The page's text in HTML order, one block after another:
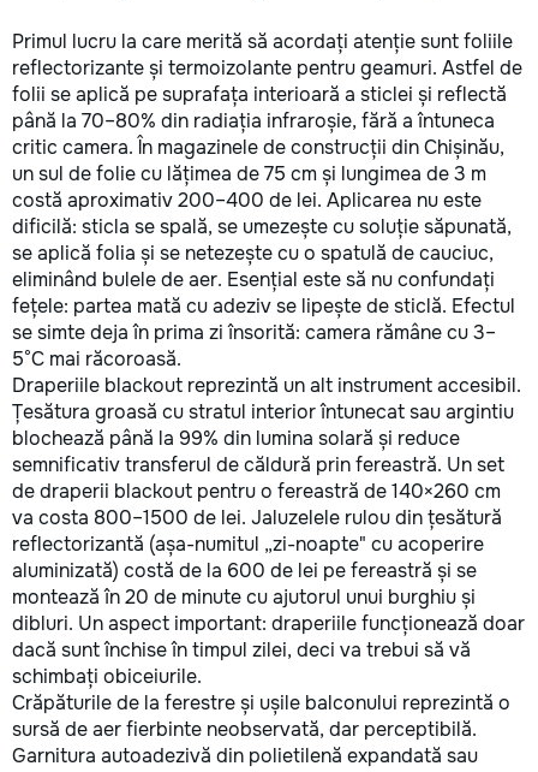
Primul lucru la care merită să acordați atenție sunt foliile
reflectorizante și termoizolante pentru geamuri. Astfel de
folii se aplică pe suprafața interioară a sticlei și reflectă
până la 70–80% din radiația infraroșie, fără a întuneca
critic camera. În magazinele de construcții din Chișinău,
un sul de folie cu lățimea de 75 cm și lungimea de 3 m
costă aproximativ 200–400 de lei. Aplicarea nu este
dificilă: sticla se spală, se umezește cu soluție săpunată,
se aplică folia și se netezește cu o spatulă de cauciuc,
eliminând bulele de aer. Esențial este să nu confundați
fețele: partea mată cu adeziv se lipește de sticlă. Efectul
se simte deja în prima zi însorită: camera rămâne cu 3–
5°C mai răcoroasă.
Draperiile blackout reprezintă un alt instrument accesibil.
Țesătura groasă cu stratul interior întunecat sau argintiu
blochează până la 99% din lumina solară și reduce
semnificativ transferul de căldură prin fereastră. Un set
de draperii blackout pentru o fereastră de 140×260 cm
va costa 800–1500 de lei. Jaluzelele rulou din țesătură
reflectorizantă (așa-numitul „zi-noapte" cu acoperire
aluminizată) costă de la 600 de lei pe fereastră și se
montează în 20 de minute cu ajutorul unui burghiu și
dibluri. Un aspect important: draperiile funcționează doar
dacă sunt închise în timpul zilei, deci va trebui să vă
schimbați obiceiurile.
Crăpăturile de la ferestre și ușile balconului reprezintă o
sursă de aer fierbinte neobservată, dar perceptibilă.
Garnitura autoadezivă din polietilenă expandată sau